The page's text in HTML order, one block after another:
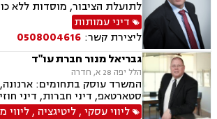
לתועלת הציבור, מוסדות ללא
דיני עמותות
ליצירת קשר: 0508004616
גבריאל מנור חברת עו"ד
הלל יפה 28 א, חדרה
המשרד עוסק בתחומים: ארנונה,
סטארטאפ, דיני חברות, דיני
משפט מסחרי, תביעות ביטוח
ליווי עסקי,ליטיגציה ,ליווי